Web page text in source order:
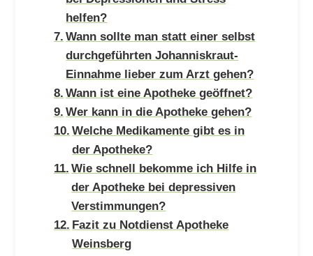
helfen?
Wann sollte man statt einer selbst
durchgeführten Johanniskraut-
Einnahme lieber zum Arzt gehen?
Wann ist eine Apotheke geöffnet?
Wer kann in die Apotheke gehen?
Welche Medikamente gibt es in
der Apotheke?
Wie schnell bekomme ich Hilfe in
der Apotheke bei depressiven
Verstimmungen?
Fazit zu Notdienst Apotheke
Weinsberg